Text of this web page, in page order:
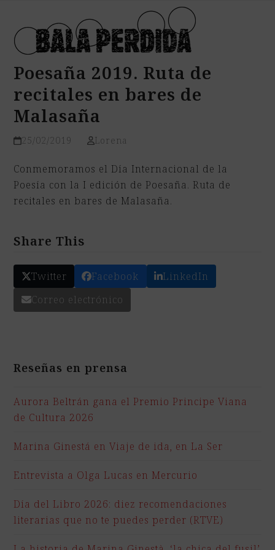
content
mobile
menu
mobile
menu
Poesaña 2019. Ruta de
recitales en bares de
Malasaña
25/02/2019 Lorena
Conmemoramos el Día Internacional de la
Poesía con la I edición de Poesaña. Ruta de
recitales en bares de Malasaña.
Share This
Twitter Facebook
LinkedIn
Correo electrónico
Reseñas en prensa
Aurora Beltrán gana el Premio Principe Viana
de Cultura 2026
Marina Ginestá en Viaje de ida, en La Ser
Entrevista a Olga Lucas en Mercurio
Día del Libro 2026: diez recomendaciones
literarias que no te puedes perder (RTVE)